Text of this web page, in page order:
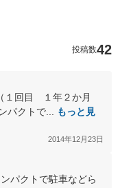
投稿数42
（１回目 １年２か月
パクトで...
もっと見
2014年12月23日
パクトで駐車などら